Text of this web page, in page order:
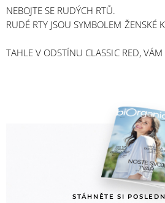
NEBOJTE SE RUDÝCH RTŮ.
RUDÉ RTY JSOU SYMBOLEM ŽENSKÉ
TAHLE V ODSTÍNU CLASSIC RED,
STÁHNĚTE SI